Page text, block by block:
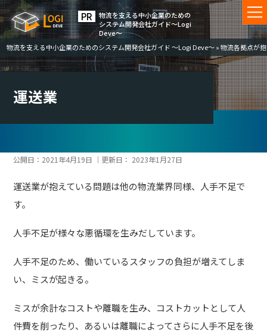
物流を⽀える中⼩企業のための
システム開発会社ガイド〜Logi
Deve〜
物流を支える中小企業のためのシステム開発会社ガイド ～Logi Deve～»物流各拠点が
運送業
公開日： 2021年4月19日 ｜更新日： 2023年1月27日
運送業が抱えている問題は他の物流業界同様、人手不足で
す。
人手不足が様々な悪循環を生みだしています。
人手不足のため、働いているスタッフの負担が増えてしま
い、ミスが起きる。
ミスが余計なコストや離職を生み、コストカットとして人
件費を削ったり、あるいは離職によってさらに人手不足を後